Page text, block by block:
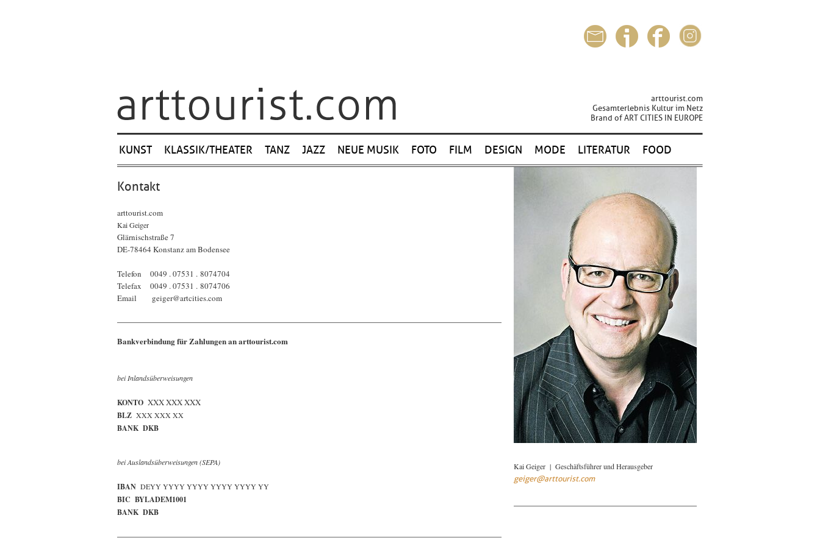
arttourist.com
Gesamterlebnis Kultur im Netz
Brand of ART CITIES IN EUROPE
Navigation
KUNST KLASSIK/THEATER TANZ JAZZ NEUE MUSIK FOTO FILM DESIGN MODE LITERATUR FOOD
Kontakt
arttourist.com
Kai Geiger
Glärnischstraße 7
DE-78464 Konstanz am Bodensee
Telefon 0049 . 07531 . 8074704
Telefax 0049 . 07531 . 8074706
Email geiger@artcities.com
Bankverbindung für Zahlungen an arttourist.com
bei Inlandsüberweisungen
KONTO XXX XXX XXX
BLZ XXX XXX XX
BANK DKB
bei Auslandsüberweisungen (SEPA)
IBAN DEYY YYYY YYYY YYYY YYYY YY
BIC BYLADEM1001
BANK DKB
Kai Geiger | Geschäftsführer und Herausgeber
geiger@arttourist.com